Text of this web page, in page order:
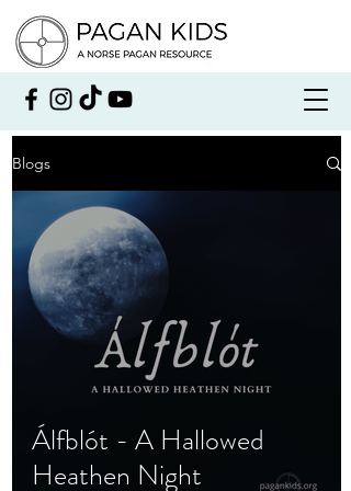
Blogs
Álfblót - A Hallowed
Heathen Night